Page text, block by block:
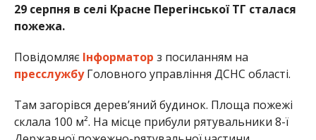
29 серпня в селі Красне Перегінської ТГ сталася
пожежа.
Повідомляє Інформатор з посиланням на
пресслужбуГоловного управління ДСНС області.
Там загорівся дерев’яний будинок. Площа пожежі
склала 100 м². На місце прибули рятувальники 8-ї